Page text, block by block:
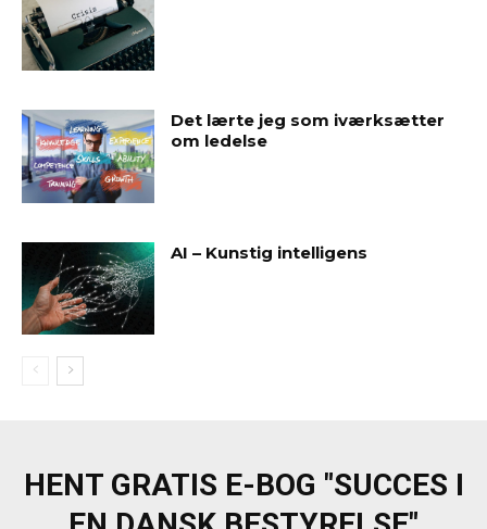
Det lærte jeg som iværksætter
om ledelse
AI – Kunstig intelligens
HENT GRATIS E-BOG "SUCCES I